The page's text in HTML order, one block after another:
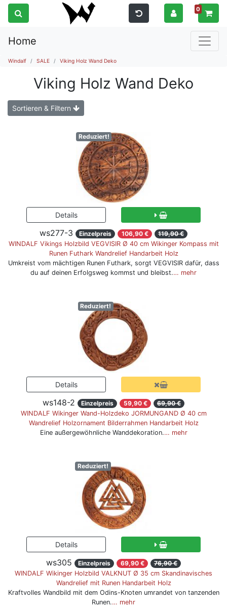
0
Home
Windalf SALE Viking Holz Wand Deko
Viking Holz Wand Deko
Sortieren & Filtern
Reduziert!
ws277-3 Einzelpreis 106,90 €
119,90 €
WINDALF Vikings Holzbild VEGVISIR Ø 40 cm Wikinger Kompass mit
Runen Futhark Wandrelief Handarbeit Holz
Umkreist vom mächtigen Runen Futhark, sorgt VEGVISIR dafür, dass
du auf deinen Erfolgsweg kommst und bleibst.… mehr
Reduziert!
ws148-2 Einzelpreis 59,90 €
69,90 €
WINDALF Wikinger Wand-Holzdeko JORMUNGAND Ø 40 cm
Wandrelief Holzornament Bilderrahmen Handarbeit Holz
Eine außergewöhnliche Wanddekoration.… mehr
Reduziert!
ws305 Einzelpreis 69,90 €
76,90 €
WINDALF Wikinger Holzbild VALKNUT Ø 35 cm Skandinavisches
Wandrelief mit Runen Handarbeit Holz
Kraftvolles Wandbild mit dem Odins-Knoten umrandet von tanzenden
Runen.… mehr